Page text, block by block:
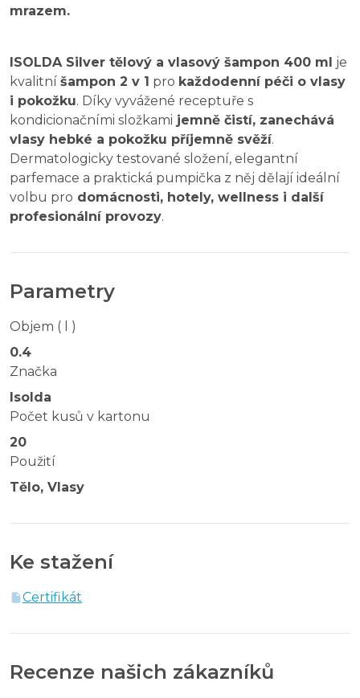
mrazem.
ISOLDA Silver tělový a vlasový šampon 400 ml je
kvalitní šampon 2 v 1 pro každodenní péči o vlasy
i pokožku. Díky vyvážené receptuře s
kondicionačními složkami jemně čistí, zanechává
vlasy hebké a pokožku příjemně svěží.
Dermatologicky testované složení, elegantní
parfemace a praktická pumpička z něj dělají ideální
volbu pro domácnosti, hotely, wellness i další
profesionální provozy.
Parametry
Objem ( l )
0.4
Značka
Isolda
Počet kusů v kartonu
20
Použití
Tělo, Vlasy
Ke stažení
Certifikát
Recenze našich zákazníků